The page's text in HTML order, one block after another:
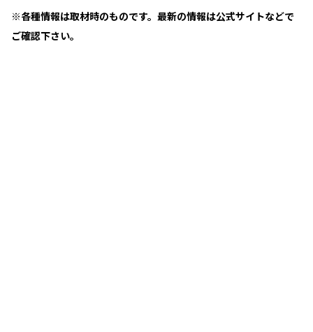
※各種情報は取材時のものです。最新の情報は公式サイトなどで
ご確認下さい。